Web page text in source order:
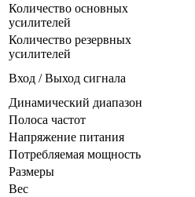
Количество основных
усилителей
Количество резервных
усилителей
Вход / Выход сигнала
Динамический диапазон
Полоса частот
Напряжение питания
Потребляемая мощность
Размеры
Вес